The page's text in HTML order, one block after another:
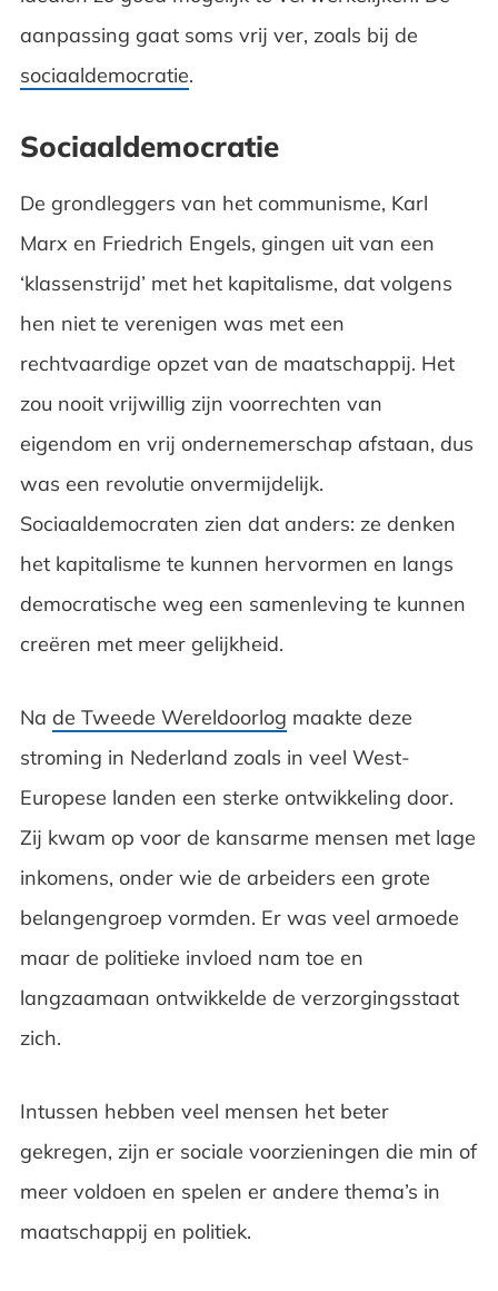
aanpassing gaat soms vrij ver, zoals bij de
sociaaldemocratie.
Sociaaldemocratie
De grondleggers van het communisme, Karl
Marx en Friedrich Engels, gingen uit van een
‘klassenstrijd’ met het kapitalisme, dat volgens
hen niet te verenigen was met een
rechtvaardige opzet van de maatschappij. Het
zou nooit vrijwillig zijn voorrechten van
eigendom en vrij ondernemerschap afstaan, dus
was een revolutie onvermijdelijk.
Sociaaldemocraten zien dat anders: ze denken
het kapitalisme te kunnen hervormen en langs
democratische weg een samenleving te kunnen
creëren met meer gelijkheid.
Na de Tweede Wereldoorlog maakte deze
stroming in Nederland zoals in veel West-
Europese landen een sterke ontwikkeling door.
Zij kwam op voor de kansarme mensen met lage
inkomens, onder wie de arbeiders een grote
belangengroep vormden. Er was veel armoede
maar de politieke invloed nam toe en
langzaamaan ontwikkelde de verzorgingsstaat
zich.
Intussen hebben veel mensen het beter
gekregen, zijn er sociale voorzieningen die min of
meer voldoen en spelen er andere thema’s in
maatschappij en politiek.